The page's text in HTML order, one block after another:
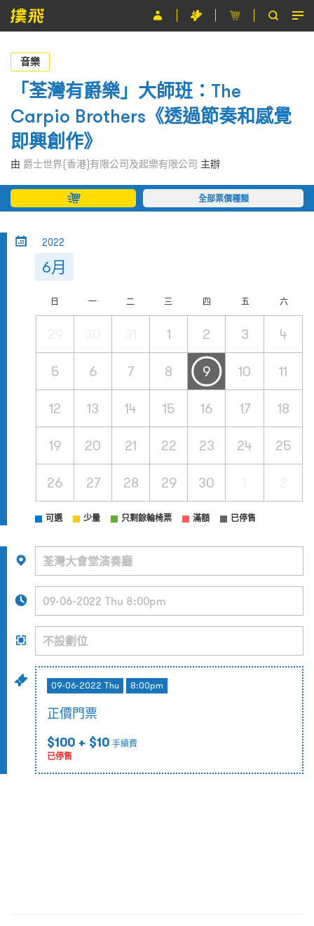
節目
主辦單位
關於撲飛
條款及細則
音樂
「荃灣有爵樂」大師班：The
Carpio Brothers《透過節奏和感覺
即興創作》
由 爵士世界(香港)有限公司及起樂有限公司 主辦
全部票價種類
2022
6月
日 一 二 三 四 五 六
1 2 3 4
5 6 7 8 9 10 11
12 13 14 15 16 17 18
19 20 21 22 23 24 25
26 27 28 29 30
可選 少量 只剩餘輪椅票 滿額 已停售
09-06-2022 Thu 8:00pm
正價門票
$100 + $10 手續費
已停售